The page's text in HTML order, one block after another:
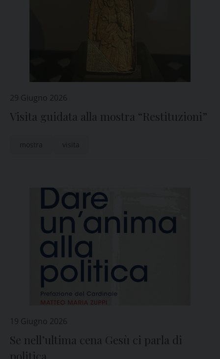
29 Giugno 2026
Visita guidata alla mostra “Restituzioni”
mostra visita
19 Giugno 2026
Se nell’ultima cena Gesù ci parla di
politica